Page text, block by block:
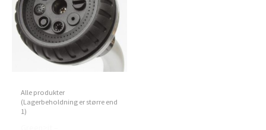
Alle produkter
(Lagerbeholdning er større end
1)